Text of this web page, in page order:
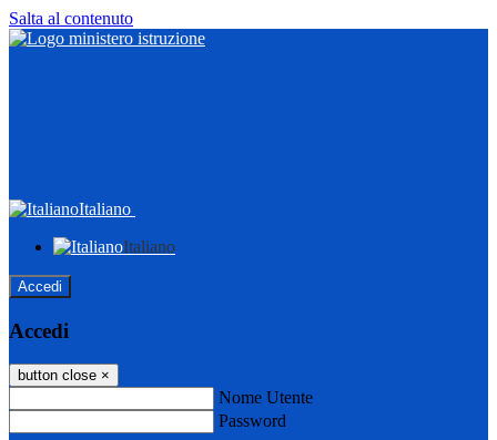
Salta al contenuto
Italiano
Italiano
Accedi
Accedi
button close ×
Nome Utente
Password